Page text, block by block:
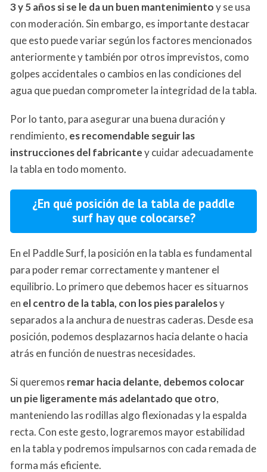
3 y 5 años si se le da un buen mantenimientoy se usa
con moderación. Sin embargo, es importante destacar
que esto puede variar según los factores mencionados
anteriormente y también por otros imprevistos, como
golpes accidentales o cambios en las condiciones del
agua que puedan comprometer la integridad de la tabla.
Por lo tanto, para asegurar una buena duración y
rendimiento, es recomendable seguir las
instrucciones del fabricantey cuidar adecuadamente
la tabla en todo momento.
¿En qué posición de la tabla de paddle
surf hay que colocarse?
En el Paddle Surf, la posición en la tabla es fundamental
para poder remar correctamente y mantener el
equilibrio. Lo primero que debemos hacer es situarnos
en el centro de la tabla, con los pies paralelosy
separados a la anchura de nuestras caderas. Desde esa
posición, podemos desplazarnos hacia delante o hacia
atrás en función de nuestras necesidades.
Si queremos remar hacia delante, debemos colocar
un pie ligeramente más adelantado que otro,
manteniendo las rodillas algo flexionadas y la espalda
recta. Con este gesto, lograremos mayor estabilidad
en la tabla y podremos impulsarnos con cada remada de
forma más eficiente.